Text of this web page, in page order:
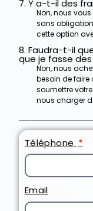
7. Y a-t-il des
Non, nous
sans
cette option
8. Faudra-t-il
que je fasse
Non, nous
besoin de faire
soumettre
nous charger
Téléphone
Email